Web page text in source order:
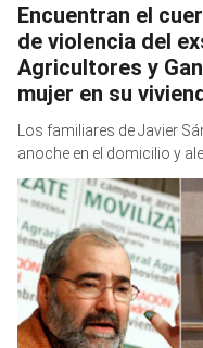
Encuentran el
de violencia del
Agricultores y
mujer en su
Los familiares de Javier
anoche en el domicilio y